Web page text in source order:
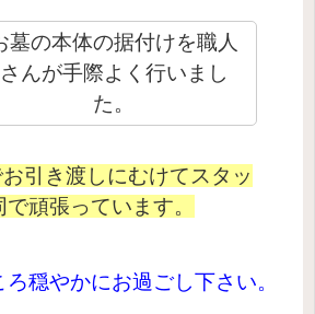
墓の本体の据付けを職人
さんが手際よく行いまし
た。
引き渡しにむけてスタッ
で頑張っています。
穏やかにお過ごし下さい。